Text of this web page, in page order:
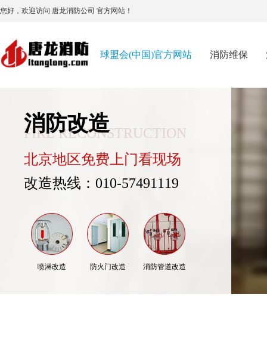
您好，欢迎访问 唐龙消防公司 官方网站！
球盟会(中国)官方网站 消防维保
消防改造
FIRE RECONSTRUCTION
北京地区免费上门看现场
改造热线：010-57491119
喷淋改造 防火门改造 消防管道改造